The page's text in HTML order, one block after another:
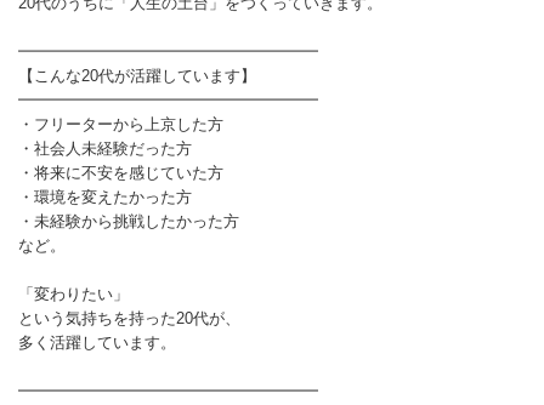
━━━━━━━━━━━━━━━━━━━
【こんな20代が活躍しています】
━━━━━━━━━━━━━━━━━━━
・フリーターから上京した方
・社会人未経験だった方
・将来に不安を感じていた方
・環境を変えたかった方
・未経験から挑戦したかった方
など。
「変わりたい」
という気持ちを持った20代が、
多く活躍しています。
━━━━━━━━━━━━━━━━━━━